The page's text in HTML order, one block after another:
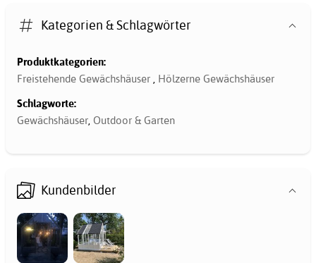
Kategorien & Schlagwörter
Produktkategorien:
Freistehende Gewächshäuser , Hölzerne Gewächshäuser
Schlagworte:
Gewächshäuser, Outdoor & Garten
Kundenbilder